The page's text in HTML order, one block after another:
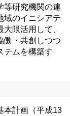
等研究機関の連
域のイニシアテ
限活用して、
働・共創しつつ
テムを構築す
本計画（平成13